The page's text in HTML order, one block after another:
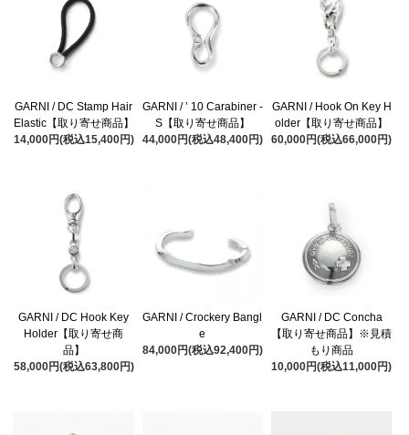
GARNI / DC Stamp Hair
Elastic【取り寄せ商品】
14,000円(税込15,400円)
GARNI / ’ 10 Carabiner -
S【取り寄せ商品】
44,000円(税込48,400円)
GARNI / Hook On Key H
older【取り寄せ商品】
60,000円(税込66,000円)
GARNI / DC Hook Key
Holder【取り寄せ商
品】
58,000円(税込63,800円)
GARNI / Crockery Bangl
e
84,000円(税込92,400円)
GARNI / DC Concha
【取り寄せ商品】※見積
もり商品
10,000円(税込11,000円)